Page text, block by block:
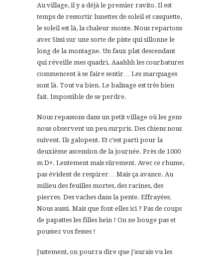
Au village, il y a déjà le premier ravito. Il est
temps de ressortir lunettes de soleil et casquette,
le soleil est là, la chaleur monte. Nous repartons
avec Sissi sur une sorte de piste qui sillonne le
long de la montagne. Un faux plat descendant
qui réveille mes quadri. Aaahhh les courbatures
commencent à se faire sentir… Les marquages
sont là. Tout va bien. Le balisage est très bien
fait. Impossible de se perdre.
Nous repassons dans un petit village où les gens
nous observent un peu surpris. Des chiens nous
suivent. Ils galopent. Et c’est parti pour la
deuxième ascension de la journée. Près de 1000
m D+. Lentement mais sûrement. Avec ce rhume,
pas évident de respirer… Mais ça avance. Au
milieu des feuilles mortes, des racines, des
pierres. Des vaches dans la pente. Effrayées.
Nous aussi. Mais que font-elles ici ? Pas de coups
de papattes les filles hein ! On ne bouge pas et
poussez vos fesses !
Justement, on pourra dire que j’aurais vu les